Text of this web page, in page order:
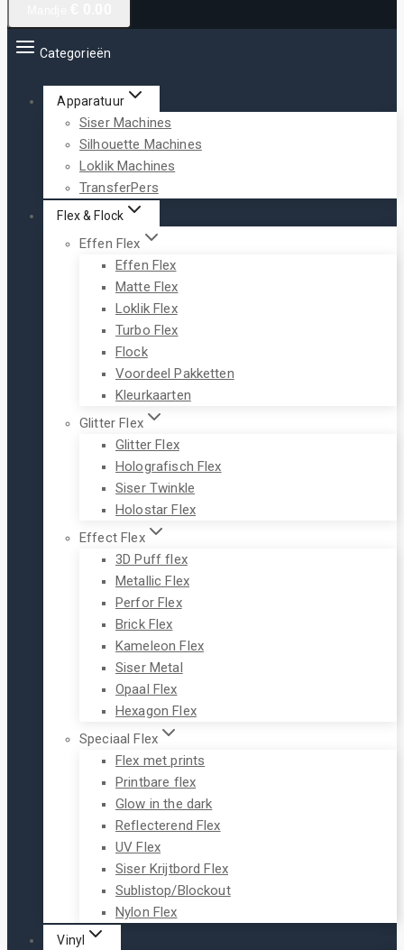
Categorieën
Apparatuur
Siser Machines
Silhouette Machines
Loklik Machines
TransferPers
Flex & Flock
Effen Flex
Effen Flex
Matte Flex
Loklik Flex
Turbo Flex
Flock
Voordeel Pakketten
Kleurkaarten
Glitter Flex
Glitter Flex
Holografisch Flex
Siser Twinkle
Holostar Flex
Effect Flex
3D Puff flex
Metallic Flex
Perfor Flex
Brick Flex
Kameleon Flex
Siser Metal
Opaal Flex
Hexagon Flex
Speciaal Flex
Flex met prints
Printbare flex
Glow in the dark
Reflecterend Flex
UV Flex
Siser Krijtbord Flex
Sublistop/Blockout
Nylon Flex
Vinyl